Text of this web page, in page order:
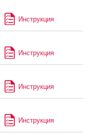
Инструкция
Инструкция
Инструкция
Инструкция